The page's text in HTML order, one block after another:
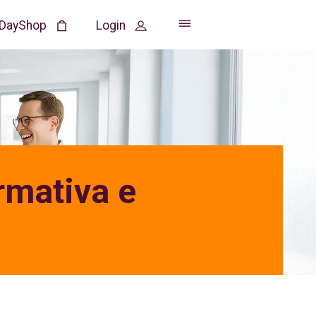
DayShop Login
Approfondimenti
e